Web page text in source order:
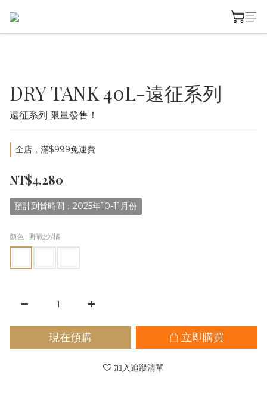
DRY TANK 40L-遠征系列
遠征系列 限量發售！
全店，滿$999免運費
NT$4,280
預計到貨時間：2025年10-11月份
顏色 : 野戰沙/橘
現在預購 立即購買
加入追蹤清單